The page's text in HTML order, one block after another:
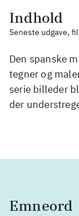
Indhold
Seneste udgave,
Den spanske
tegner og
serie billeder
der
Emneord